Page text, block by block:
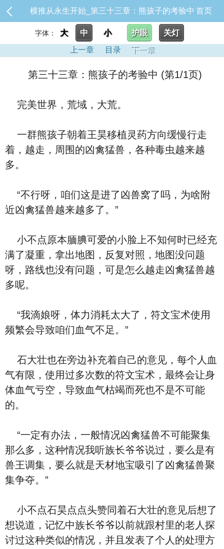
横推从永生开始_第三十三章：熊孩子的考验中 首页
字体： 大 中 小 护眼
关灯
上一章
目录 下一章
第三十三章：熊孩子的考验中 (第1/1页)
完美世界，荒域，大荒。
一群熊孩子朝着王昊移植灵药方向缓慢行走
着，越走，周围的凶禽猛兽，各种毒虫越来越
多。
“不行呀，咱们这是进了凶兽窝了吗，为啥附
近凶禽猛兽越来越多了。”
小不点原本腼腆可爱的小脸上不知何时已经充
满了凝重，拿出地图，反复对照，地图没问题
呀，路线也没有问题，可是怎么越走凶禽猛兽越
多呢。
“我滴娘呀，体力消耗太大了，符文宝术使用
频繁会导致咱们血气不足。”
石大壮也在旁边补充着自己的意见，每个人血
气有限，使用过多次数的符文宝术，最终会让身
体血气亏空，导致血气枯竭而死也不是不可能
的。
“一定有办法，一般情况凶禽猛兽不可能聚集
那么多，这种情况我听族长爷爷说过，要么是有
兽王调集，要么就是天材地宝吸引了凶禽猛兽聚
集争夺。”
小不点石昊点点头赞同着石大壮的意见后想了
想说道，记忆中族长爷爷以前就跟村里的老人探
讨过这种类似的情况，并且发表了个人的处理方